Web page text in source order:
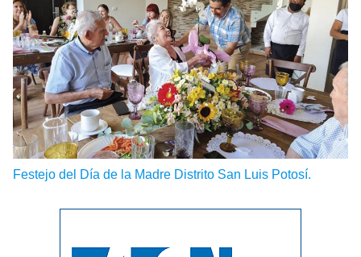
Festejo del Día de la Madre Distrito San Luis Potosí.